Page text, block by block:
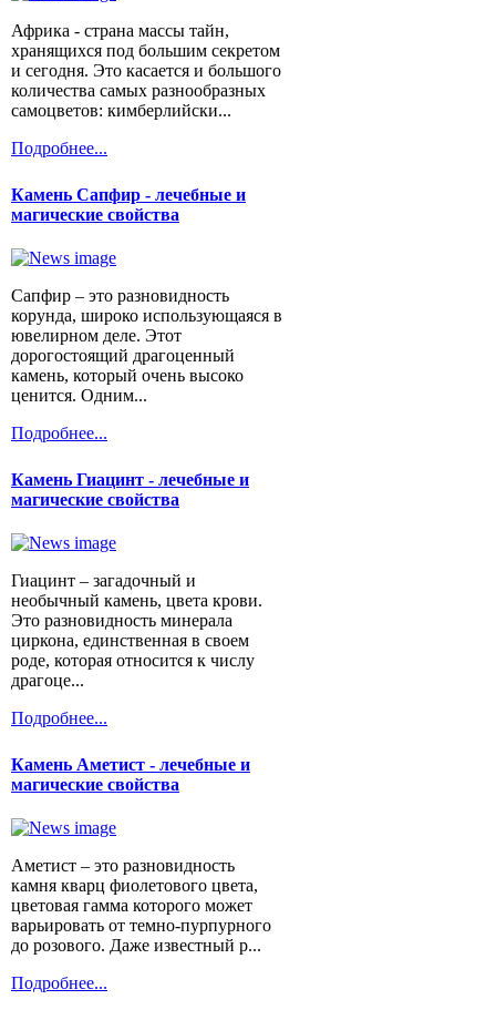
Африка - страна массы тайн,
хранящихся под большим секретом
и сегодня. Это касается и большого
количества самых разнообразных
самоцветов: кимберлийски...
Подробнее...
Камень Сапфир - лечебные и
магические свойства
Сапфир – это разновидность
корунда, широко использующаяся в
ювелирном деле. Этот
дорогостоящий драгоценный
камень, который очень высоко
ценится. Одним...
Подробнее...
Камень Гиацинт - лечебные и
магические свойства
Гиацинт – загадочный и
необычный камень, цвета крови.
Это разновидность минерала
циркона, единственная в своем
роде, которая относится к числу
драгоце...
Подробнее...
Камень Аметист - лечебные и
магические свойства
Аметист – это разновидность
камня кварц фиолетового цвета,
цветовая гамма которого может
варьировать от темно-пурпурного
до розового. Даже известный р...
Подробнее...